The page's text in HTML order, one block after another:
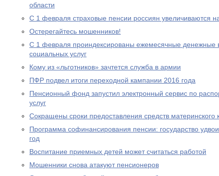
области
С 1 февраля страховые пенсии россиян увеличиваются
Остерегайтесь мошенников!
С 1 февраля проиндексированы ежемесячные денежные
социальных услуг
Кому из «льготников» зачтется служба в армии
ПФР подвел итоги переходной кампании 2016 года
Пенсионный фонд запустил электронный сервис по
услуг
Сокращены сроки предоставления средств материнского
Программа софинансирования пенсии: государство
год
Воспитание приемных детей может считаться работой
Мошенники снова атакуют пенсионеров